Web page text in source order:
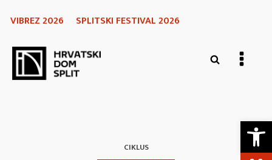
VIBREZ 2026 SPLITSKI FESTIVAL 2026
CIKLUS